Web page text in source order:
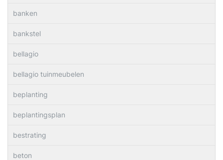
banken
bankstel
bellagio
bellagio tuinmeubelen
beplanting
beplantingsplan
bestrating
beton